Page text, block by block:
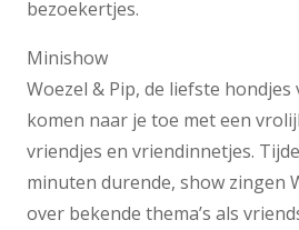
bezoekertjes.
Minishow
Woezel & Pip, de liefste hondjes
komen naar je toe met een
vriendjes en vriendinnetjes.
minuten durende, show zingen
over bekende thema’s als